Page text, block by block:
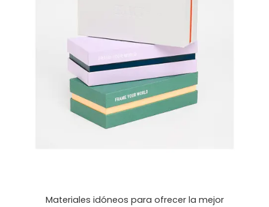
Materiales idóneos para ofrecer la mejor